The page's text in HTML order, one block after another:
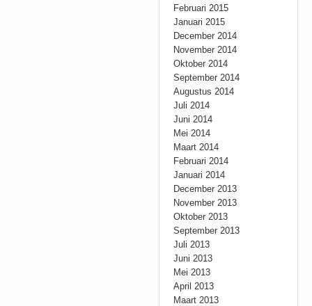
Februari 2015
Januari 2015
December 2014
November 2014
Oktober 2014
September 2014
Augustus 2014
Juli 2014
Juni 2014
Mei 2014
Maart 2014
Februari 2014
Januari 2014
December 2013
November 2013
Oktober 2013
September 2013
Juli 2013
Juni 2013
Mei 2013
April 2013
Maart 2013